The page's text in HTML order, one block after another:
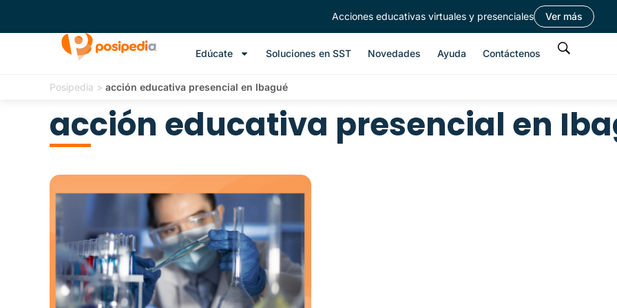
Acciones educativas virtuales y presenciales Ver más
Edúcate Soluciones en SST Novedades Ayuda Contáctenos
Posipedia > acción educativa presencial en Ibagué
acción educativa presencial en